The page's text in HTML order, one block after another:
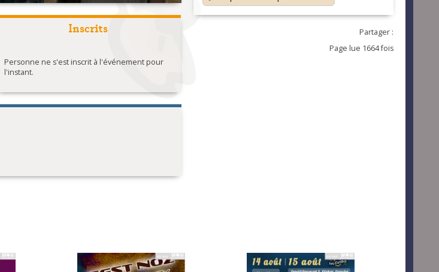
Inscrits
Personne ne s'est inscrit à l'événement pour
l'instant.
Partager :
Page lue 1664 fois